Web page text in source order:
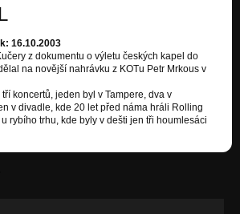
16.10.2003
z dokumentu o výletu českých kapel do
na novější nahrávku z KOTu Petr Mrkous v
koncertů, jeden byl v Tampere, dva v
v divadle, kde 20 let před náma hráli Rolling
rybího trhu, kde byly v dešti jen tři houmlesáci